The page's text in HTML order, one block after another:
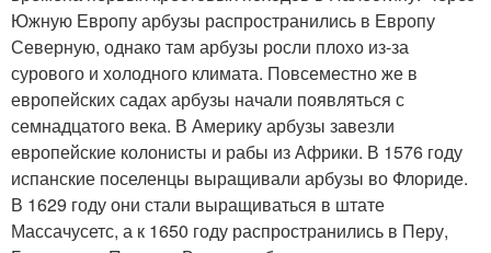
Южную Европу арбузы распространились в Европу
Северную, однако там арбузы росли плохо из-за
сурового и холодного климата. Повсеместно же в
европейских садах арбузы начали появляться с
семнадцатого века. В Америку арбузы завезли
европейские колонисты и рабы из Африки. В 1576 году
испанские поселенцы выращивали арбузы во Флориде.
В 1629 году они стали выращиваться в штате
Массачусетс, а к 1650 году распространились в Перу,